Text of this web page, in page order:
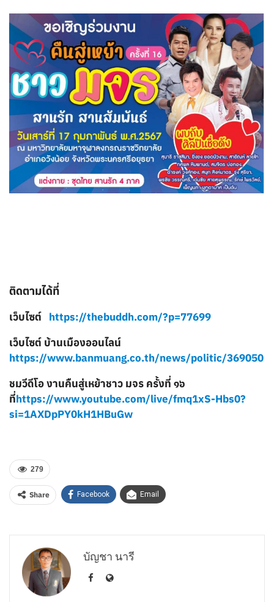
ติดตามได้ที่
เว็บไซต์ https://thebuddh.com/?p=77699
เว็บไซต์ บ้านเมืองออนไลน์
https://www.banmuang.co.th/news/politic/369050
ชมวีดีโอ งานคืนสู่เหย้าชาว มจร ครั้งที่ ๑๖
ที่https://www.youtube.com/live/fmq1xS-Hbs0?
si=1AXDpPY0kH1HBuGw
279
Share Facebook Email
บัญชา นารี